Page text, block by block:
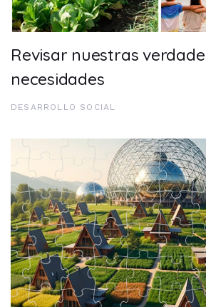
Revisar nuestras
necesidades
DESARROLLO SOCIAL